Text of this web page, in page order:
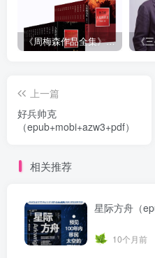
《周梅森作品全集》[共30册]
上一篇
好兵帅克
（epub+mobi+azw3+pdf）
相关推荐
星际方舟（
10个月前